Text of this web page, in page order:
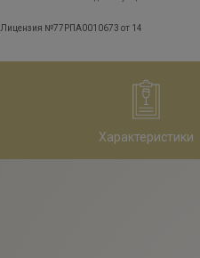
№77РПА0010673 от 14
Характеристики